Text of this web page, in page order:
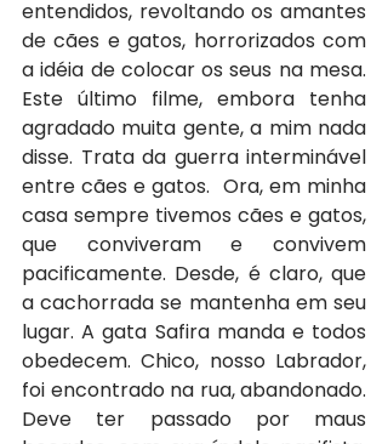
entendidos, revoltando os amantes
de cães e gatos, horrorizados com
a idéia de colocar os seus na mesa.
Este último filme, embora tenha
agradado muita gente, a mim nada
disse. Trata da guerra interminável
entre cães e gatos.  Ora, em minha
casa sempre tivemos cães e gatos,
que conviveram e convivem
pacificamente. Desde, é claro, que
a cachorrada se mantenha em seu
lugar. A gata Safira manda e todos
obedecem. Chico, nosso Labrador,
foi encontrado na rua, abandonado.
Deve ter passado por maus